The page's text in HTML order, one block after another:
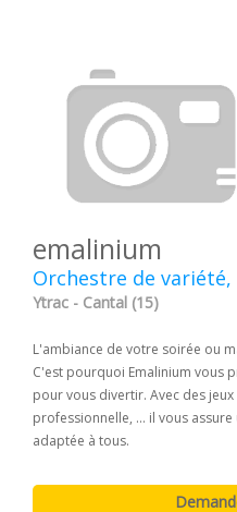
emalinium
Orchestre de
Ytrac - Cantal (15)
L'ambiance de votre soirée ou
C'est pourquoi Emalinium vous
pour vous divertir. Avec des
professionnelle, ... il vous
adaptée à tous.